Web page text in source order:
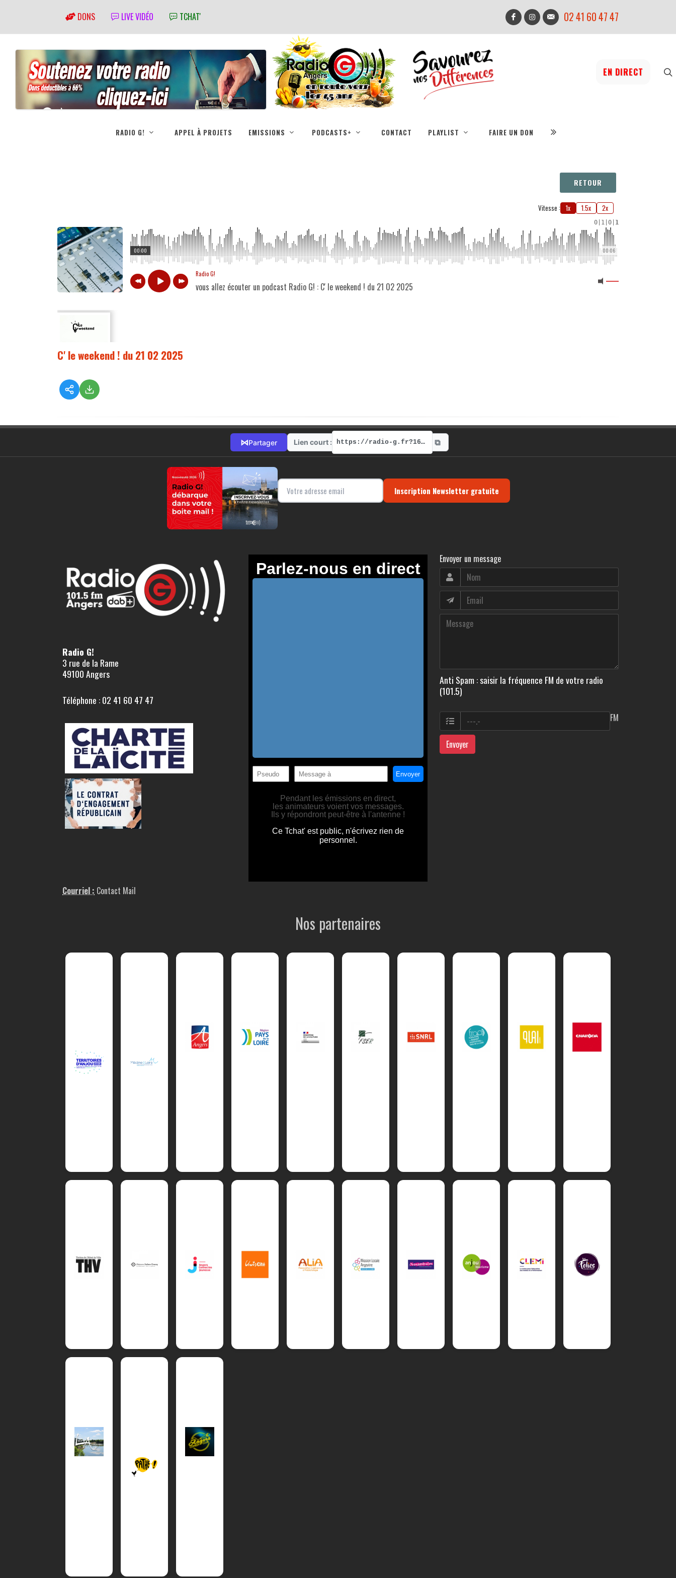
DONS LIVE VIDÉO TCHAT' 02 41 60 47 47
EN DIRECT
RADIO G! APPEL À PROJETS EMISSIONS PODCASTS+ CONTACT PLAYLIST FAIRE UN DON
RETOUR
Vitesse : 1x 1.5x 2x
0 1 0 1
00:06
00:00
Radio G!
vous allez écouter un podcast Radio G! : C' le weekend ! du 21 02 2025
C' le weekend ! du 21 02 2025
⋈Partager Lien court : https://radio-g.fr?16812 ⧉
Inscription Newsletter gratuite
Radio G!
3 rue de la Rame
49100 Angers
Téléphone : 02 41 60 47 47
Courriel : Contact Mail
Envoyer un message
Anti Spam : saisir la fréquence FM de votre radio
(101.5)
FM
Envoyer
Nos partenaires